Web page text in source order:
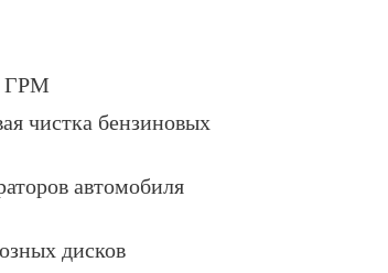
ГРМ
чистка бензиновых
автомобиля
дисков